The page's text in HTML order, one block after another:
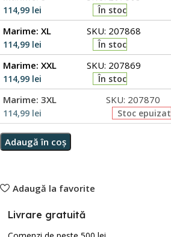
Marime: 3XL
114,99 lei Stoc epuizat
SKU: 207870
114,99 lei În stoc
Marime: XL
114,99 lei În stoc
SKU: 207868
Marime: XXL
114,99 lei În stoc
SKU: 207869
Adaugă în coș
Adaugă la favorite
Livrare gratuită